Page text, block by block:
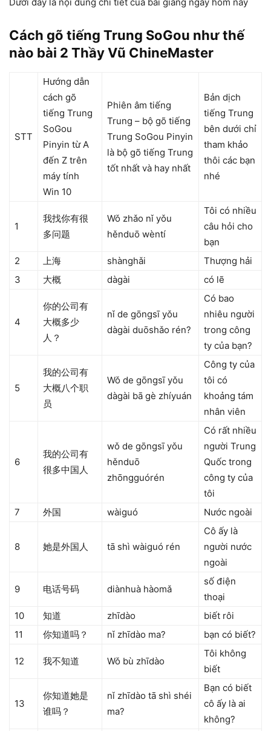
Cách gõ tiếng Trung SoGou như thế
nào bài 2 Thầy Vũ ChineMaster
STT
Hướng dẫn
cách gõ
tiếng Trung
SoGou
Pinyin từ A
đến Z trên
máy tính
Win 10
Phiên âm tiếng
Trung – bộ gõ tiếng
Trung SoGou Pinyin
là bộ gõ tiếng Trung
tốt nhất và hay nhất
Bản dịch
tiếng Trung
bên dưới chỉ
tham khảo
thôi các bạn
nhé
1
我找你有很
多问题
Wǒ zhǎo nǐ yǒu
hěnduō wèntí
Tôi có nhiều
câu hỏi cho
bạn
2
上海 shànghǎi
Thượng hải
3
大概 dàgài có lẽ
4
你的公司有
大概多少
人？
nǐ de gōngsī yǒu
dàgài duōshǎo rén?
Có bao
nhiêu người
trong công
ty của bạn?
5
我的公司有
大概八个职
员
Wǒ de gōngsī yǒu
dàgài bā gè zhíyuán
Công ty của
tôi có
khoảng tám
nhân viên
6
我的公司有
很多中国人
wǒ de gōngsī yǒu
hěnduō
zhōngguórén
Có rất nhiều
người Trung
Quốc trong
công ty của
tôi
7
外国 wàiguó Nước ngoài
8 她是外国人 tā shì wàiguó rén
Cô ấy là
người nước
ngoài
9 电话号码 diànhuà hàomǎ
số điện
thoại
10
知道 zhīdào
biết rôi
11
你知道吗？ nǐ zhīdào ma? bạn có biết?
12 我不知道 Wǒ bù zhīdào
Tôi không
biết
13
你知道她是
谁吗？
nǐ zhīdào tā shì shéi
ma?
Bạn có biết
cô ấy là ai
không?